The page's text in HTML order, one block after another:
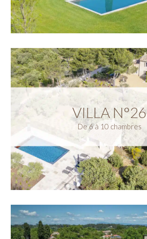
VILLA N°26
De 6 à 10 chambres